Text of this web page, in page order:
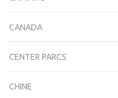
CANADA
CENTER PARCS
CHINE